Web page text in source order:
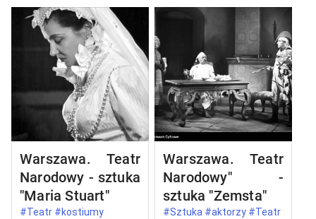
Warszawa. Teatr
Narodowy - sztuka
"Maria Stuart"
#Teatr #kostiumy
Warszawa. Teatr
Narodowy" -
sztuka "Zemsta"
#Sztuka #aktorzy #Teatr